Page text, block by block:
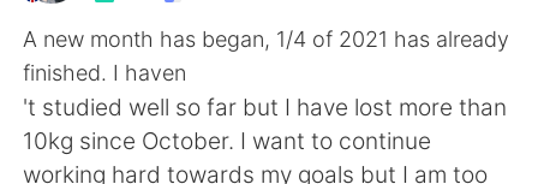
AI Grammar Checker
繁體中文
A new month has began, 1/4 of 2021 has already
finished. I haven
't studied well so far but I have lost more than
10kg since October. I want to continue
working hard towards my goals but I am too